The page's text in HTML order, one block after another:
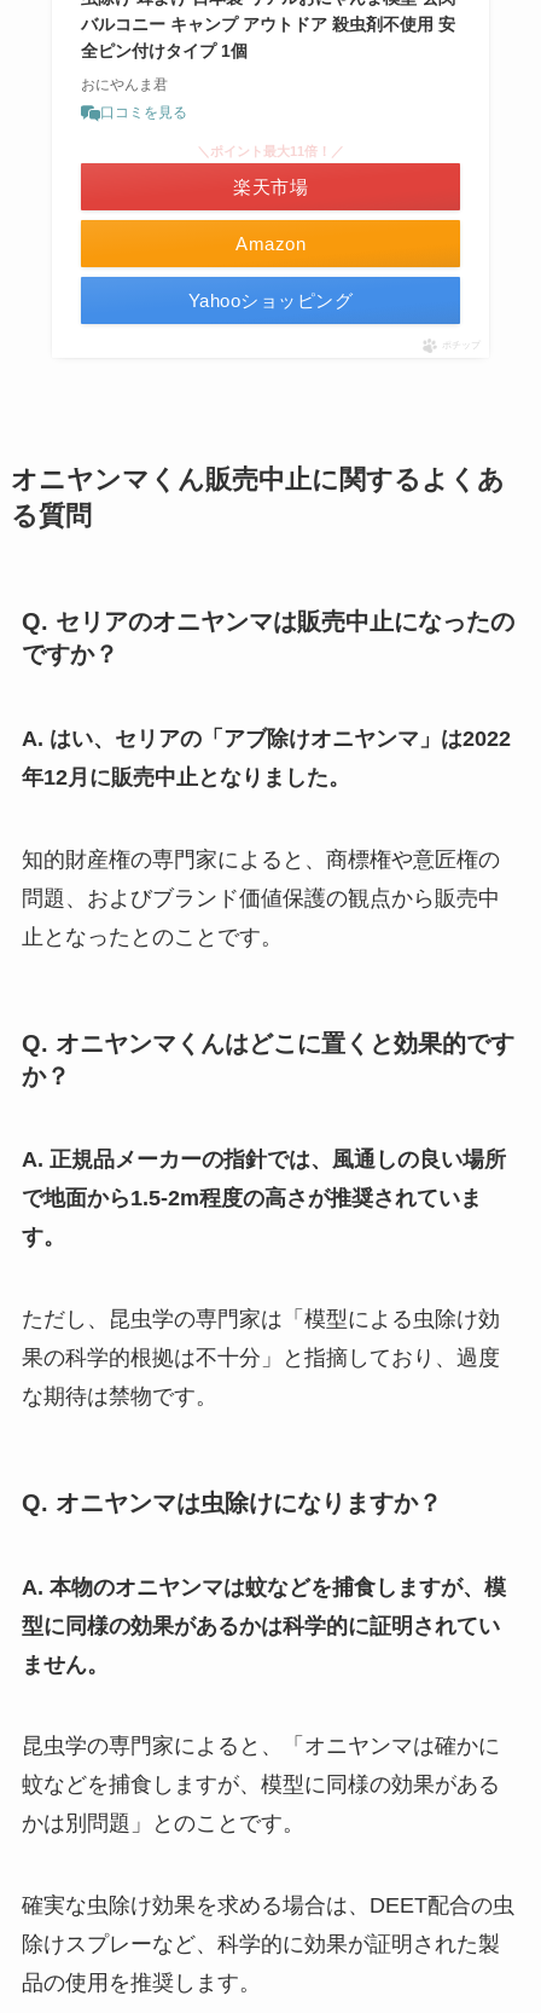
バルコニー キャンプ アウトドア 殺虫剤不使用 安
全ピン付けタイプ 1個
おにやんま君
口コミを見る
Amazon
＼ポイント最大11倍！／
楽天市場
Yahooショッピング
ポチップ
オニヤンマくん販売中止に関するよくあ
る質問
Q. セリアのオニヤンマは販売中止になったの
ですか？
A. はい、セリアの「アブ除けオニヤンマ」は2022
年12月に販売中止となりました。
知的財産権の専門家によると、商標権や意匠権の
問題、およびブランド価値保護の観点から販売中
止となったとのことです。
Q. オニヤンマくんはどこに置くと効果的です
か？
A. 正規品メーカーの指針では、風通しの良い場所
で地面から1.5-2m程度の高さが推奨されていま
す。
ただし、昆虫学の専門家は「模型による虫除け効
果の科学的根拠は不十分」と指摘しており、過度
な期待は禁物です。
Q. オニヤンマは虫除けになりますか？
A. 本物のオニヤンマは蚊などを捕食しますが、模
型に同様の効果があるかは科学的に証明されてい
ません。
昆虫学の専門家によると、「オニヤンマは確かに
蚊などを捕食しますが、模型に同様の効果がある
かは別問題」とのことです。
確実な虫除け効果を求める場合は、DEET配合の虫
除けスプレーなど、科学的に効果が証明された製
品の使用を推奨します。